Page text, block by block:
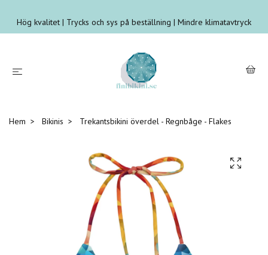
Hög kvalitet | Trycks och sys på beställning | Mindre klimatavtryck
Hem Bikinis Trekantsbikini överdel - Regnbåge - Flakes